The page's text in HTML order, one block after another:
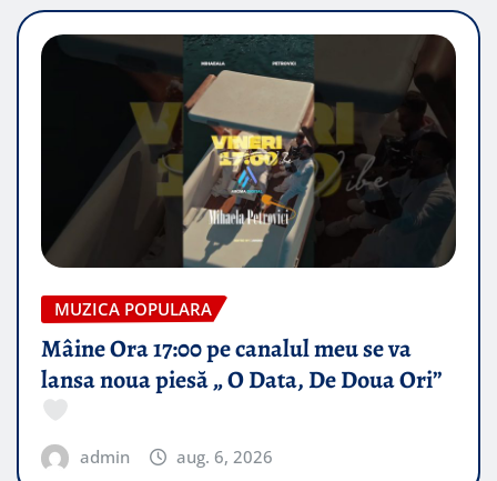
MUZICA POPULARA
Mâine Ora 17:00 pe canalul meu se va
lansa noua piesă „ O Data, De Doua Ori”
admin aug. 6, 2026